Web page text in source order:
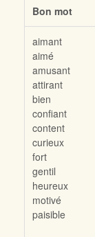
Bon mot
aimant
aimé
amusant
attirant
bien
confiant
content
curieux
fort
gentil
heureux
motivé
paisible